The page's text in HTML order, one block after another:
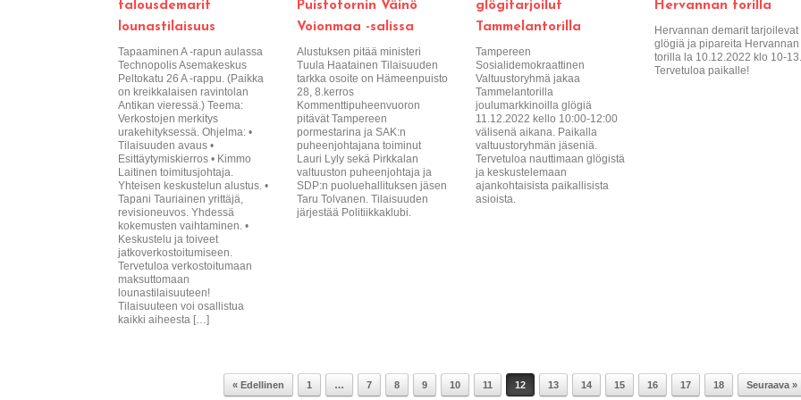
talousdemarit
lounastilaisuus
Tapaaminen A -rapun aulassa
Technopolis Asemakeskus
Peltokatu 26 A -rappu. (Paikka
on kreikkalaisen ravintolan
Antikan vieressä.) Teema:
Verkostojen merkitys
urakehityksessä. Ohjelma: •
Tilaisuuden avaus •
Esittäytymiskierros • Kimmo
Laitinen toimitusjohtaja.
Yhteisen keskustelun alustus. •
Tapani Tauriainen yrittäjä,
revisioneuvos. Yhdessä
kokemusten vaihtaminen. •
Keskustelu ja toiveet
jatkoverkostoitumiseen.
Tervetuloa verkostoitumaan
maksuttomaan
lounastilaisuuteen!
Tilaisuuteen voi osallistua
kaikki aiheesta […]
Puistotornin Väinö
Voionmaa -salissa
Alustuksen pitää ministeri
Tuula Haatainen Tilaisuuden
tarkka osoite on Hämeenpuisto
28, 8.kerros
Kommenttipuheenvuoron
pitävät Tampereen
pormestarina ja SAK:n
puheenjohtajana toiminut
Lauri Lyly sekä Pirkkalan
valtuuston puheenjohtaja ja
SDP:n puoluehallituksen jäsen
Taru Tolvanen. Tilaisuuden
järjestää Politiikkaklubi.
glögitarjoilut
Tammelantorilla
Tampereen
Sosialidemokraattinen
Valtuustoryhmä jakaa
Tammelantorilla
joulumarkkinoilla glögiä
11.12.2022 kello 10:00-12:00
välisenä aikana. Paikalla
valtuustoryhmän jäseniä.
Tervetuloa nauttimaan glögistä
ja keskustelemaan
ajankohtaisista paikallisista
asioista.
Hervannan torilla
Hervannan demarit tarjoilevat
glögiä ja pipareita Hervannan
torilla la 10.12.2022 klo 10-13.
Tervetuloa paikalle!
« Edellinen 1 … 7 8 9 10 11 12 13 14 15 16 17 18 Seuraava »